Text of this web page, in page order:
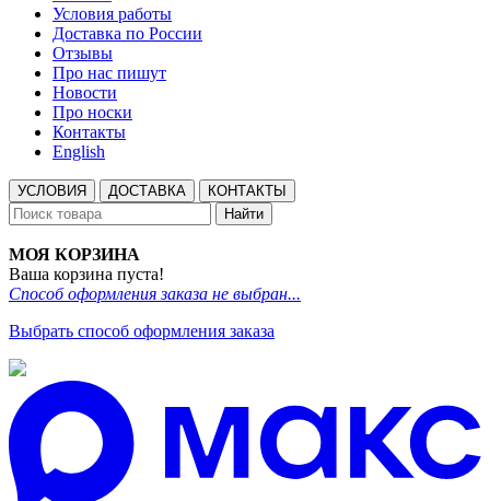
Условия работы
Доставка по России
Отзывы
Про нас пишут
Новости
Про носки
Контакты
English
УСЛОВИЯ ДОСТАВКА
КОНТАКТЫ
Найти
МОЯ КОРЗИНА
Ваша корзина пуста!
Способ оформления заказа не выбран...
Выбрать способ оформления заказа